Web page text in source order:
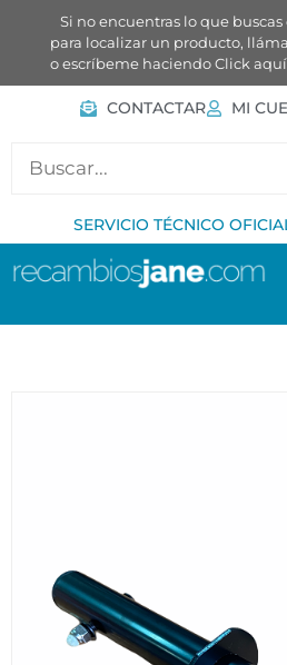
Si no encuentras lo que
para localizar un producto,
o escríbeme haciendoClick aquí
CONTACTAR MI
SERVICIO TÉCNICO